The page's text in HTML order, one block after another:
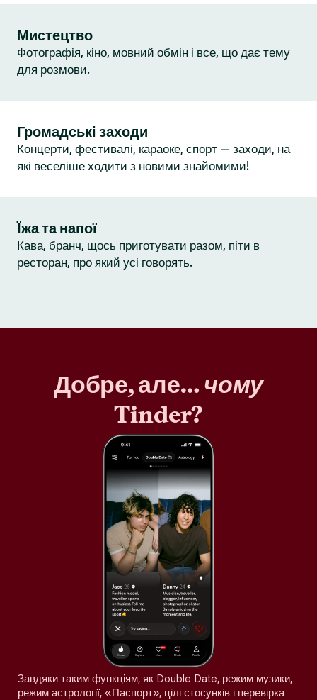
Мистецтво
Фотографія, кіно, мовний обмін і все, що дає тему
для розмови.
Громадські заходи
Концерти, фестивалі, караоке, спорт — заходи, на
які веселіше ходити з новими знайомими!
Їжа та напої
Кава, бранч, щось приготувати разом, піти в
ресторан, про який усі говорять.
Добре, але…чому
Tinder?
Завдяки таким функціям, як Double Date, режим музики,
режим астрології, «Паспорт», цілі стосунків і перевірка